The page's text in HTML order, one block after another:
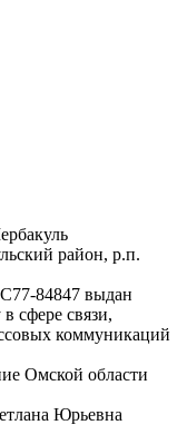
район, р.п.
84847 выдан
сфере связи,
коммуникаций
Омской области
Юрьевна